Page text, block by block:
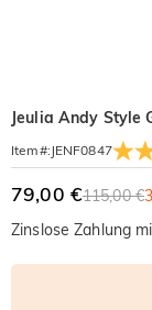
Jeulia Andy Style
Item#: JENF0847
79,00 €115,00 €
Zinslose Zahlung